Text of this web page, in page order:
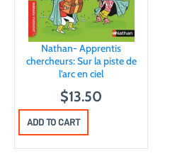
Nathan- Apprentis
chercheurs: Sur la piste de
l’arc en ciel
$13.50
ADD TO CART